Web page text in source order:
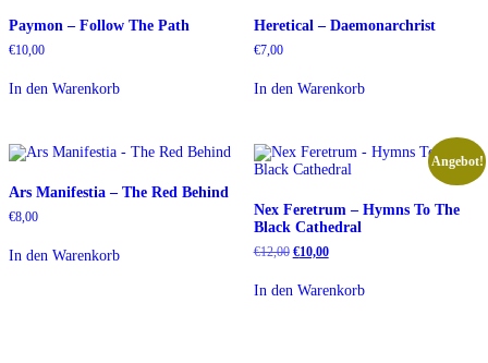
Paymon ‎– Follow The Path
€10,00
In den Warenkorb
Heretical – Daemonarchrist
€7,00
In den Warenkorb
Ars Manifestia – The Red Behind
€8,00
In den Warenkorb
Angebot!
Nex Feretrum – Hymns To The
Black Cathedral
€12,00 Ursprünglicher
war:
€12,00
€10,00Aktueller
ist:
€10,00.
In den Warenkorb